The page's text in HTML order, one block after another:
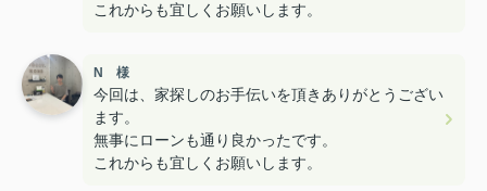
これからも宜しくお願いします。
N 様
今回は、家探しのお手伝いを頂きありがとうござい
ます。
無事にローンも通り良かったです。
これからも宜しくお願いします。